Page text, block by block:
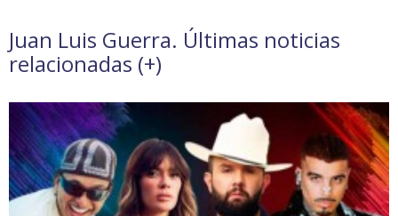
Juan Luis Guerra. Últimas noticias
relacionadas (+)